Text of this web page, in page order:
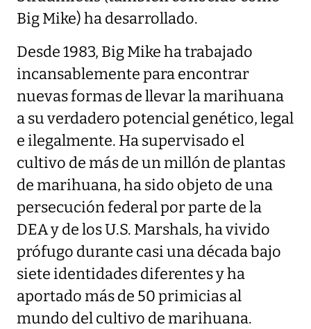
Big Mike) ha desarrollado.
Desde 1983, Big Mike ha trabajado
incansablemente para encontrar
nuevas formas de llevar la marihuana
a su verdadero potencial genético, legal
e ilegalmente. Ha supervisado el
cultivo de más de un millón de plantas
de marihuana, ha sido objeto de una
persecución federal por parte de la
DEA y de los U.S. Marshals, ha vivido
prófugo durante casi una década bajo
siete identidades diferentes y ha
aportado más de 50 primicias al
mundo del cultivo de marihuana.